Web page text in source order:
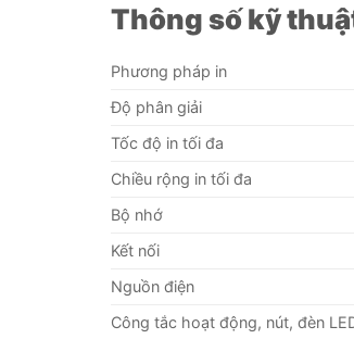
Thông số kỹ
Phương pháp in
Độ phân giải
Tốc độ in tối đa
Chiều rộng in tối đa
Bộ nhớ
Kết nối
Nguồn điện
Công tắc hoạt động, nút, đèn